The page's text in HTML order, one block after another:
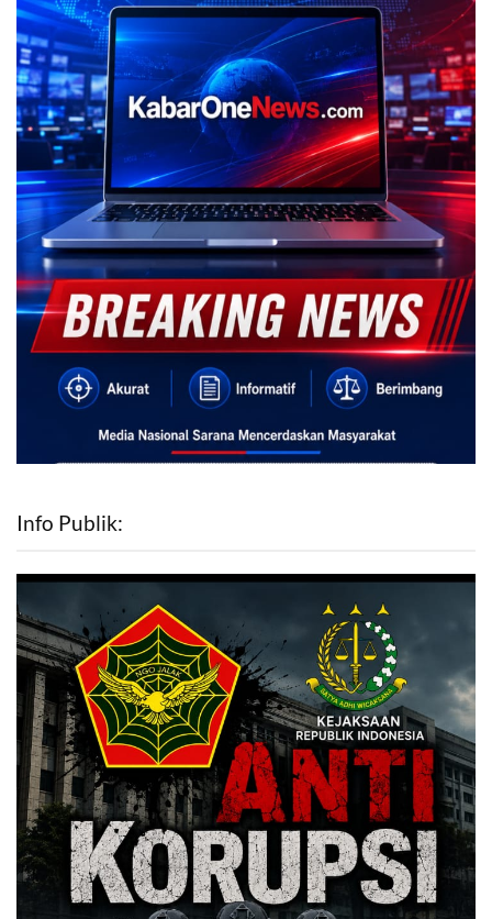
Info Publik: